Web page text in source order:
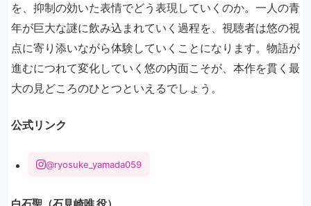
を、抑制の効いた表情でどう表現していくのか。一人の青
年が巨大な謎に飲み込まれていく過程を、視聴者は悠の視
点に寄り添いながら体験していくことになります。物語が
進むにつれて変化していく悠の内面こそが、本作を貫く最
大の見どころのひとつといえるでしょう。
公式リンク
@ryosuke_yamada059